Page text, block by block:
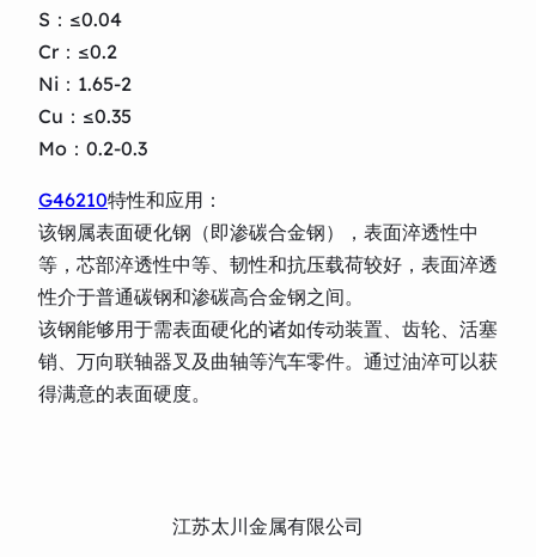
S：≤0.04
Cr：≤0.2
Ni：1.65-2
Cu：≤0.35
Mo：0.2-0.3
G46210特性和应用：
该钢属表面硬化钢（即渗碳合金钢），表面淬透性中
等，芯部淬透性中等、韧性和抗压载荷较好，表面淬透
性介于普通碳钢和渗碳高合金钢之间。
该钢能够用于需表面硬化的诸如传动装置、齿轮、活塞
销、万向联轴器叉及曲轴等汽车零件。通过油淬可以获
得满意的表面硬度。
江苏太川金属有限公司